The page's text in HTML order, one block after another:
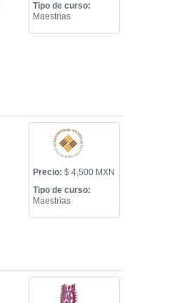
Tipo de curso:
Maestrias
Precio: $ 4,500 MXN
Tipo de curso:
Maestrias